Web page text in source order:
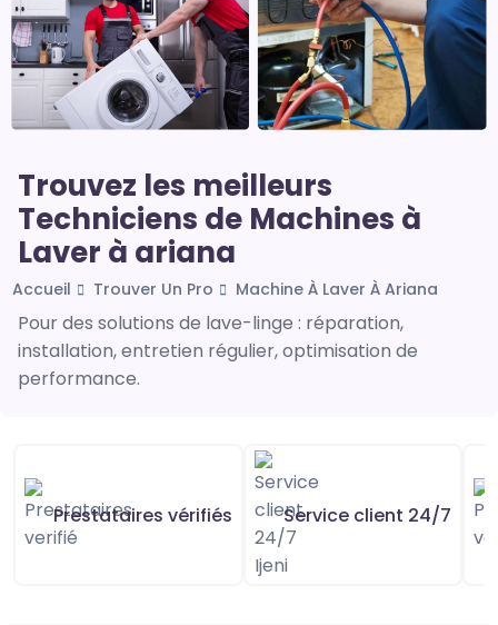
Trouvez les meilleurs
Techniciens de Machines à
Laver à ariana
Accueil Trouver Un Pro Machine À Laver À Ariana
Pour des solutions de lave-linge : réparation,
installation, entretien régulier, optimisation de
performance.
Prestataires vérifiés Service client 24/7